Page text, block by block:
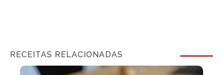
RECEITAS RELACIONADAS